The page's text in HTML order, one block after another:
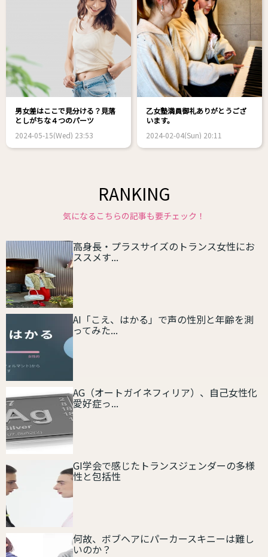
男女差はここで見分ける？見落
としがちな４つのパーツ
2024-05-15(Wed) 23:53
乙女塾満員御礼ありがとうござ
います。
2024-02-04(Sun) 20:11
RANKING
気になるこちらの記事も要チェック！
高身長・プラスサイズのトランス女性にお
ススメす...
AI「こえ、はかる」で声の性別と年齢を測
ってみた...
AG（オートガイネフィリア）、自己女性化
愛好症っ...
GI学会で感じたトランスジェンダーの多様
性と包括性
何故、ボブヘアにパーカースキニーは難し
いのか？